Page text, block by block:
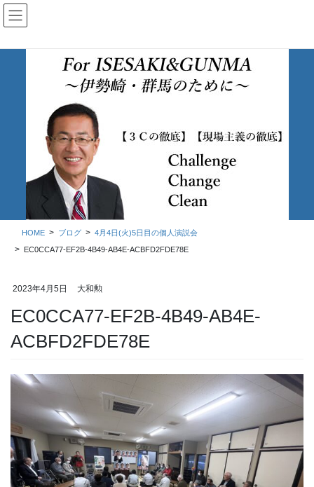
コ
ン
ン
ナ
ビ
ー
ブログ
HOME ブログ
4月4日(火)5日目の個人演説会
EC0CCA77-EF2B-4B49-AB4E-ACBFD2FDE78E
2023年4月5日 大和勲
EC0CCA77-EF2B-4B49-AB4E-
ACBFD2FDE78E